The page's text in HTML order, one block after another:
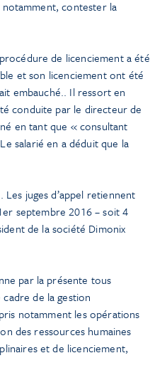
notamment, contester la
de licenciement a été
et son licenciement ont été
embauché.. Il ressort en
conduite par le directeur de
en tant que « consultant
salarié en a déduit que la
juges d’appel retiennent
septembre 2016 – soit 4
de la société Dimonix
par la présente tous
de la gestion
notamment les opérations
des ressources humaines
et de licenciement,